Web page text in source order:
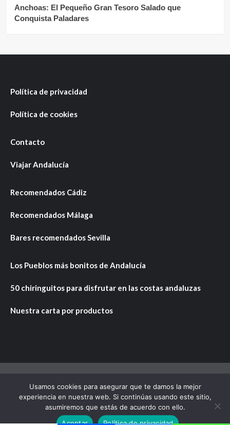
Anchoas: El Pequeño Gran Tesoro Salado que
Conquista Paladares
Política de privacidad
Política de cookies
Contacto
Viajar Andalucía
Recomendados Cádiz
Recomendados Málaga
Bares recomendados Sevilla
Los Pueblos más bonitos de Andalucía
50 chiringuitos para disfrutar en las costas andaluzas
Nuestra carta por productos
Copyright © Todos los derechos reservados. |
CoverNews
por AF themes.
Usamos cookies para asegurar que te damos la mejor
experiencia en nuestra web. Si continúas usando este sitio,
asumiremos que estás de acuerdo con ello.
Aceptar
Política de privacidad